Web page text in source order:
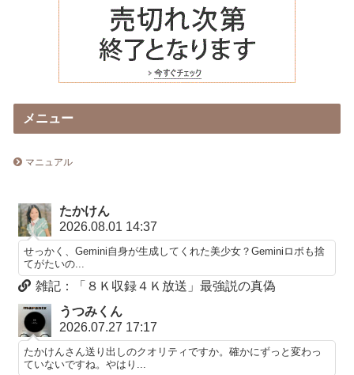
メニュー
マニュアル
たかけん
2026.08.01 14:37
せっかく、Gemini自身が生成してくれた美少女？Geminiロボも捨
てがたいの...
雑記：「８Ｋ収録４Ｋ放送」最強説の真偽
うつみくん
2026.07.27 17:17
たかけんさん送り出しのクオリティですか。確かにずっと変わっ
ていないですね。やはり...